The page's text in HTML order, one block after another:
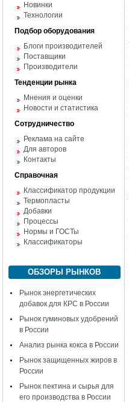
Новинки
Технологии
Подбор оборудования
Блоги производителей
Поставщики
Производители
Тенденции рынка
Мнения и оценки
Новости и статистика
Сотрудничество
Реклама на сайте
Для авторов
Контакты
Справочная
Классификатор продукции
Термопласты
Добавки
Процессы
Нормы и ГОСТы
Классификаторы
ОБЗОРЫ РЫНКОВ
Рынок энергетических
добавок для КРС в России
Рынок гуминовых удобрений
в России
Анализ рынка кокса в России
Рынок защищенных жиров в
России
Рынок пектина и сырья для
его производства в России